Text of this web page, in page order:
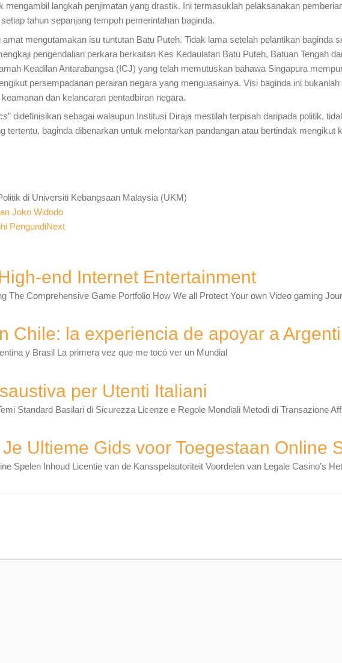
langkah penjimatan yang drastik. Ini termasuklah pelaksanakan
tahun sepanjang tempoh pemerintahan baginda.
mengutamakan isu tuntutan Batu Puteh. Tidak lama setelah pelantikan baginda
pengendalian perkara berkaitan Kes Kedaulatan Batu Puteh, Batuan Tengah
Keadilan Antarabangsa (ICJ) yang telah memutuskan bahawa Singapura
persempadanan perairan negara yang menguasainya. Visi baginda ini
dan kelancaran pentadbiran negara.
” didefinisikan sebagai walaupun Institusi Diraja mestilah terpisah daripada politik,
baginda dibenarkan untuk melontarkan pandangan atau bertindak mengikut
di Universiti Kebangsaan Malaysia (UKM)
Joko Widodo
PengundiNext
end Internet Entertainment
The Comprehensive Game Portfolio How We all Protect Your own Video gaming
Chile: la experiencia de apoyar a
y Brasil La primera vez que me tocó ver un Mundial
per Utenti Italiani
Standard Basilari di Sicurezza Licenze e Regole Mondiali Metodi di Transazione
Ultieme Gids voor Toegestaan Online
Spelen Inhoud Licentie van de Kansspelautoriteit Voordelen van Legale Casino’s